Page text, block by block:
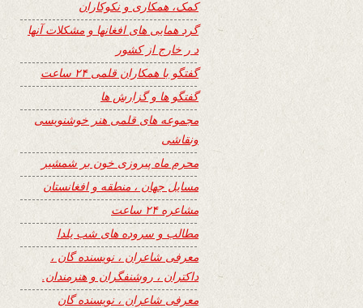
کمک، همکاری و نکوکاران
گرد همایی های افغانها و مشکلات آنها
د ر خارج از کشور
گفتگو با همکاران قلمی ۲۴ ساعت
گفتگو ها و گزارش ها
مجموعه های قلمی هنر خوشنویسی
ونقاشی
محرم ماه پیروزی خون بر شمشیر
مسایل جهان ، منطقه و افغانستان
مشاعره ۲۴ ساعت
مطالب و سروده های شب یلدا
معرفی شاعران ، نویسنده گان ،
داکتران ، روشنفگران و هنرمندان.
معرفی شاعران ، نویسنده گان